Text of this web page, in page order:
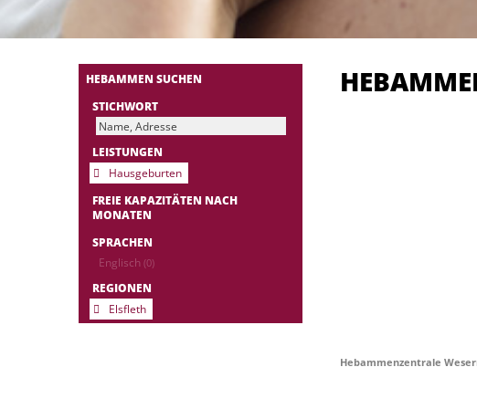
HEBAMMEN SUCHEN
STICHWORT
LEISTUNGEN
Hausgeburten
FREIE KAPAZITÄTEN NACH
MONATEN
SPRACHEN
Englisch (0)
REGIONEN
Elsfleth
Hebammenzentrale